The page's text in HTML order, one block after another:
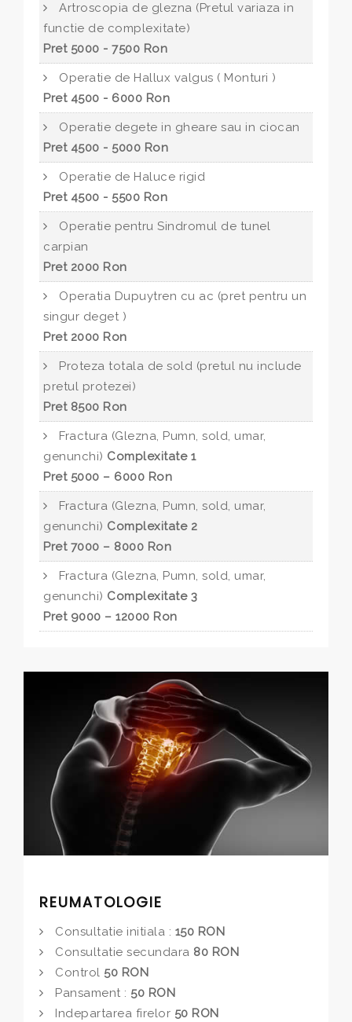
Artroscopia de glezna (Pretul variaza in
functie de complexitate)
Pret 5000 - 7500 Ron
Operatie de Hallux valgus ( Monturi )
Pret 4500 - 6000 Ron
Operatie degete in gheare sau in ciocan
Pret 4500 - 5000 Ron
Operatie de Haluce rigid
Pret 4500 - 5500 Ron
Operatie pentru Sindromul de tunel
carpian
Pret 2000 Ron
Operatia Dupuytren cu ac (pret pentru un
singur deget )
Pret 2000 Ron
Proteza totala de sold (pretul nu include
pretul protezei)
Pret 8500 Ron
Fractura (Glezna, Pumn, sold, umar,
genunchi) Complexitate 1
Pret 5000 – 6000 Ron
Fractura (Glezna, Pumn, sold, umar,
genunchi) Complexitate 2
Pret 7000 – 8000 Ron
Fractura (Glezna, Pumn, sold, umar,
genunchi) Complexitate 3
Pret 9000 – 12000 Ron
REUMATOLOGIE
Consultatie initiala : 150 RON
Consultatie secundara 80 RON
Control 50 RON
Pansament : 50 RON
Indepartarea firelor 50 RON